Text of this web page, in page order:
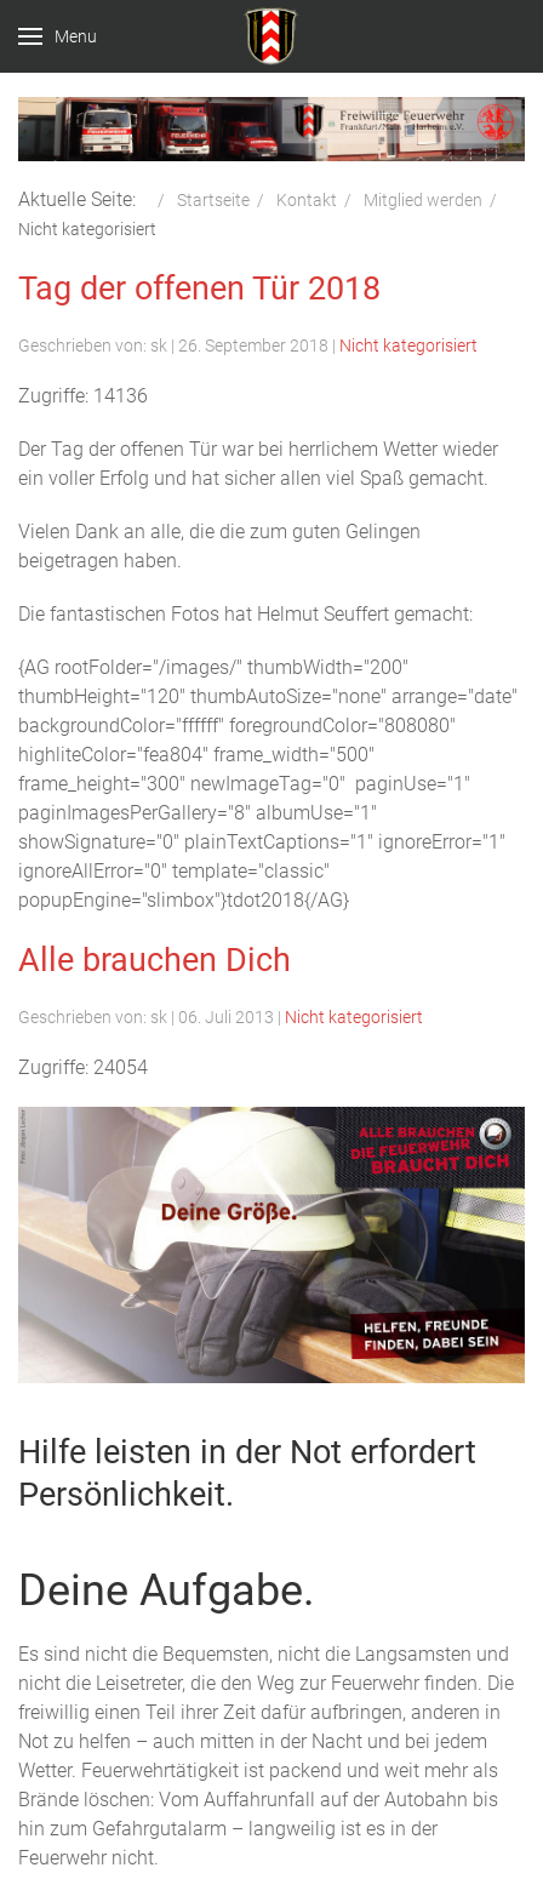
Menu
Aktuelle Seite: Startseite Kontakt
Mitglied werden
Nicht kategorisiert
Tag der offenen Tür 2018
Geschrieben von: sk | 26. September 2018 | Nicht kategorisiert
Zugriffe: 14136
Der Tag der offenen Tür war bei herrlichem Wetter wieder
ein voller Erfolg und hat sicher allen viel Spaß gemacht.
Vielen Dank an alle, die die zum guten Gelingen
beigetragen haben.
Die fantastischen Fotos hat Helmut Seuffert gemacht:
{AG rootFolder="/images/" thumbWidth="200"
thumbHeight="120" thumbAutoSize="none" arrange="date"
backgroundColor="ffffff" foregroundColor="808080"
highliteColor="fea804" frame_width="500"
frame_height="300" newImageTag="0" paginUse="1"
paginImagesPerGallery="8" albumUse="1"
showSignature="0" plainTextCaptions="1" ignoreError="1"
ignoreAllError="0" template="classic"
popupEngine="slimbox"}tdot2018{/AG}
Alle brauchen Dich
Geschrieben von: sk | 06. Juli 2013 | Nicht kategorisiert
Zugriffe: 24054
Hilfe leisten in der Not erfordert
Persönlichkeit.
Deine Aufgabe.
Es sind nicht die Bequemsten, nicht die Langsamsten und
nicht die Leisetreter, die den Weg zur Feuerwehr finden. Die
freiwillig einen Teil ihrer Zeit dafür aufbringen, anderen in
Not zu helfen – auch mitten in der Nacht und bei jedem
Wetter. Feuerwehrtätigkeit ist packend und weit mehr als
Brände löschen: Vom Auffahrunfall auf der Autobahn bis
hin zum Gefahrgutalarm – langweilig ist es in der
Feuerwehr nicht.